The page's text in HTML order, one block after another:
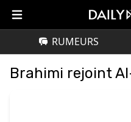
RUMEURS
Brahimi rejoint